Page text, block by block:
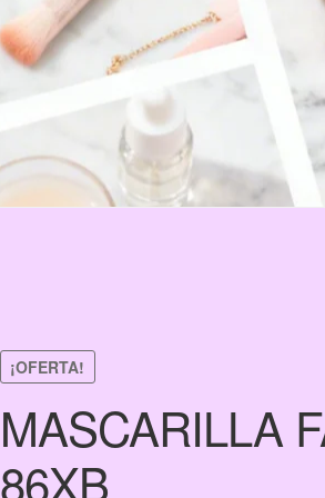
¡OFERTA!
MASCARILLA
86XB